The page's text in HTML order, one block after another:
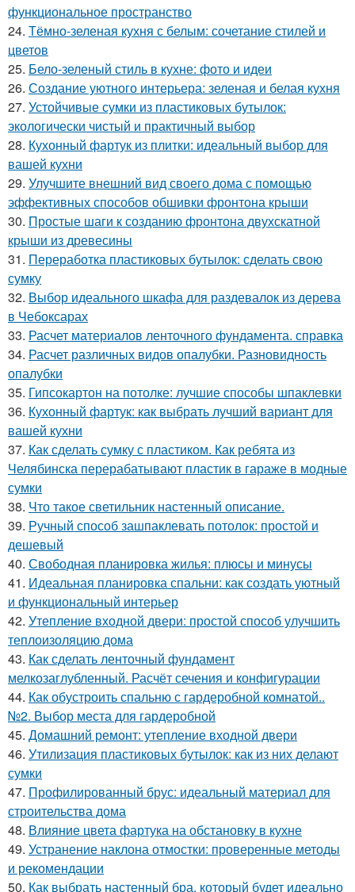
функциональное пространство
24. Тёмно-зеленая кухня с белым: сочетание стилей и
цветов
25. Бело-зеленый стиль в кухне: фото и идеи
26. Создание уютного интерьера: зеленая и белая кухня
27. Устойчивые сумки из пластиковых бутылок:
экологически чистый и практичный выбор
28. Кухонный фартук из плитки: идеальный выбор для
вашей кухни
29. Улучшите внешний вид своего дома с помощью
эффективных способов обшивки фронтона крыши
30. Простые шаги к созданию фронтона двухскатной
крыши из древесины
31. Переработка пластиковых бутылок: сделать свою
сумку
32. Выбор идеального шкафа для раздевалок из дерева
в Чебоксарах
33. Расчет материалов ленточного фундамента. справка
34. Расчет различных видов опалубки. Разновидность
опалубки
35. Гипсокартон на потолке: лучшие способы шпаклевки
36. Кухонный фартук: как выбрать лучший вариант для
вашей кухни
37. Как сделать сумку с пластиком. Как ребята из
Челябинска перерабатывают пластик в гараже в модные
сумки
38. Что такое светильник настенный описание.
39. Ручный способ зашпаклевать потолок: простой и
дешевый
40. Свободная планировка жилья: плюсы и минусы
41. Идеальная планировка спальни: как создать уютный
и функциональный интерьер
42. Утепление входной двери: простой способ улучшить
теплоизоляцию дома
43. Как сделать ленточный фундамент
мелкозаглубленный. Расчёт сечения и конфигурации
44. Как обустроить спальню с гардеробной комнатой..
№2. Выбор места для гардеробной
45. Домашний ремонт: утепление входной двери
46. Утилизация пластиковых бутылок: как из них делают
сумки
47. Профилированный брус: идеальный материал для
строительства дома
48. Влияние цвета фартука на обстановку в кухне
49. Устранение наклона отмостки: проверенные методы
и рекомендации
50. Как выбрать настенный бра, который будет идеально